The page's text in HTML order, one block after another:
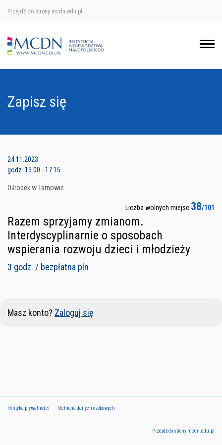
Przejdź do strony mcdn.edu.pl
Zapisz się
24.11.2023
godz. 15.00 - 17.15
Ośrodek w Tarnowie
Liczba wolnych miejsc 38/101
Razem sprzyjamy zmianom.
Interdyscyplinarnie o sposobach
wspierania rozwoju dzieci i młodzieży
3 godz. / bezpłatna pln
Masz konto? Zaloguj się
Polityka prywatności Ochrona danych osobowych
Przejdź do strony mcdn.edu.pl
Ośrodek w Krakowie
Ośrodek w Nowym Sączu
Ośrodek w Tarnowie